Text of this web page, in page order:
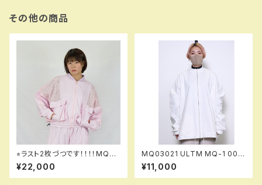
その他の商品
⭐︎ラスト2枚づつです！！！！MQ05
008 MESS(1A) jacket 724
meshpk！！ ※送料無料（日本
国内のみ）サービス中！！
¥22,000
MQ03021 ULTM MQ-1 000
white！！※送料無料（日本国内
のみ）サービス中！！
¥11,000